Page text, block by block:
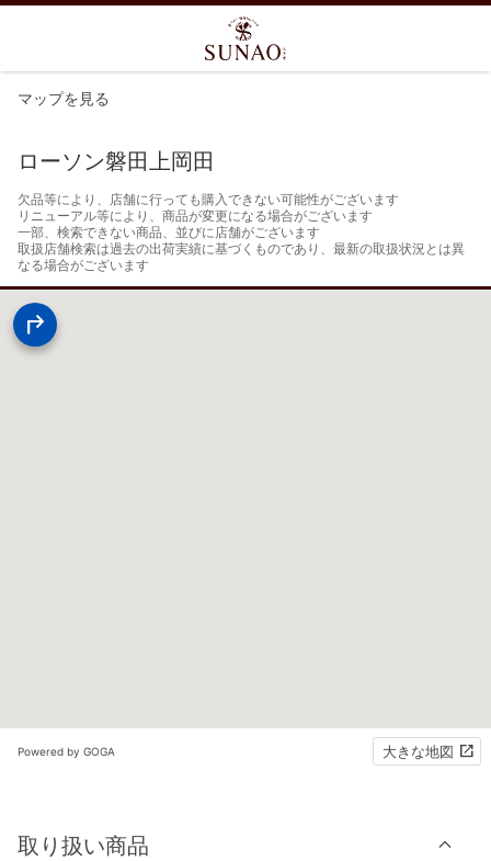
マップを見る
ローソン磐田上岡田
欠品等により、店舗に行っても購入できない可能性がございます
リニューアル等により、商品が変更になる場合がございます
一部、検索できない商品、並びに店舗がございます
取扱店舗検索は過去の出荷実績に基づくものであり、最新の取扱状況とは異
なる場合がございます
Powered by GOGA 大きな地図
取り扱い商品